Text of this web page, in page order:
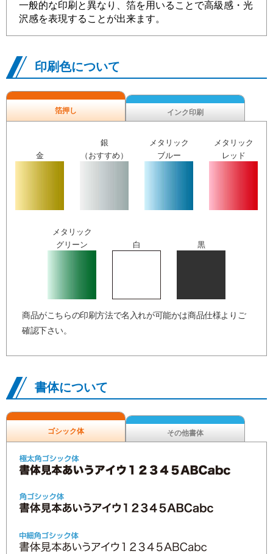
一般的な印刷と異なり、箔を用いることで高級感・光
沢感を表現することが出来ます。
印刷色について
箔押し インク印刷
金
銀
（おすすめ）
メタリック
ブルー
メタリック
レッド
メタリック
グリーン
白 黒
商品がこちらの印刷方法で名入れが可能かは商品仕様よりご
確認下さい。
書体について
ゴシック体 その他書体